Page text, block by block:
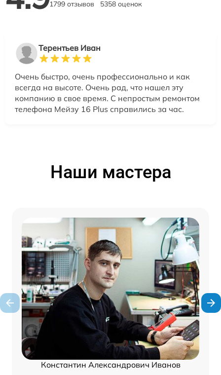
1799 отзывов 5358 оценок
Терентьев Иван
Очень быстро, очень профессионально и как
всегда на высоте. Очень рад, что нашел эту
компанию в свое время. С непростым ремонтом
телефона Мейзу 16 Plus справились за час.
Наши мастера
Константин Александрович Иванов